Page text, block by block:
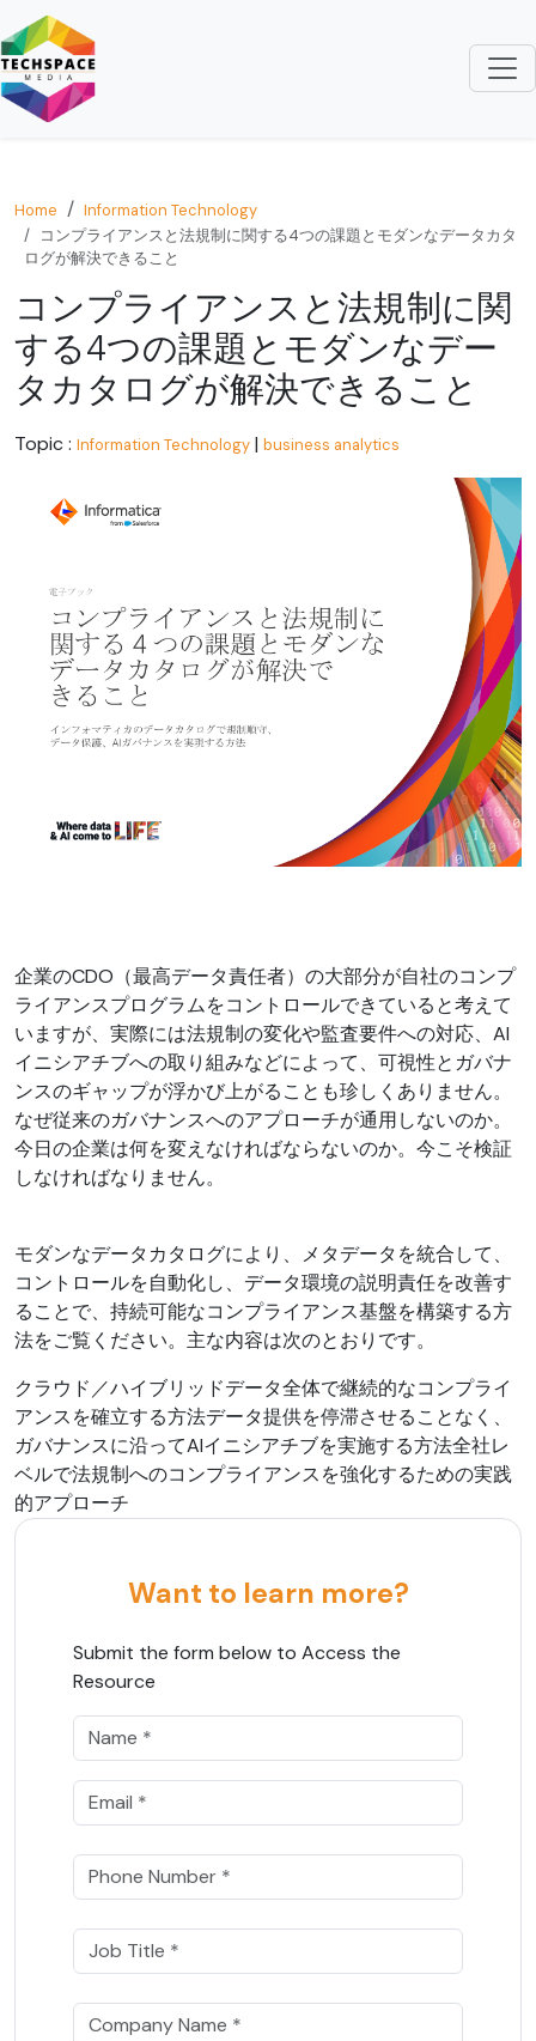
Home
Information Technology
コンプライアンスと法規制に関する4つの課題とモダンなデータカタ
ログが解決できること
コンプライアンスと法規制に関
する4つの課題とモダンなデー
タカタログが解決できること
Topic : Information Technology | business analytics
企業のCDO（最高データ責任者）の大部分が自社のコンプ
ライアンスプログラムをコントロールできていると考えて
いますが、実際には法規制の変化や監査要件への対応、AI
イニシアチブへの取り組みなどによって、可視性とガバナ
ンスのギャップが浮かび上がることも珍しくありません。
なぜ従来のガバナンスへのアプローチが通用しないのか。
今日の企業は何を変えなければならないのか。今こそ検証
しなければなりません。
モダンなデータカタログにより、メタデータを統合して、
コントロールを自動化し、データ環境の説明責任を改善す
ることで、持続可能なコンプライアンス基盤を構築する方
法をご覧ください。主な内容は次のとおりです。
クラウド／ハイブリッドデータ全体で継続的なコンプライ
アンスを確立する方法データ提供を停滞させることなく、
ガバナンスに沿ってAIイニシアチブを実施する方法全社レ
ベルで法規制へのコンプライアンスを強化するための実践
的アプローチ
Want to learn more?
Submit the form below to Access the
Resource